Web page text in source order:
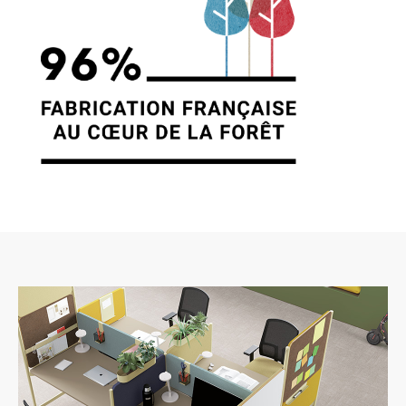
7. GESTION DES DONNÉES
PERSONNELLES.
En France, les données personnelles sont
notamment protégées par la loi n° 78-87 du 6
janvier 1978, la loi n° 2004-801 du 6 août 2004,
l’article L. 226-13 du Code pénal et la Directive
Européenne du 24 octobre 1995. A l’occasion
certains services proposés par le site
https://clen.fr. L’utilisateur fournit ces
informations en toute connaissance de cause,
notamment lorsqu’il procède par lui-même à
leur saisie. Il est alors précisé à l’utilisateur du
site https://clen.fr l’obligation ou non de fournir
ces informations. Conformément aux